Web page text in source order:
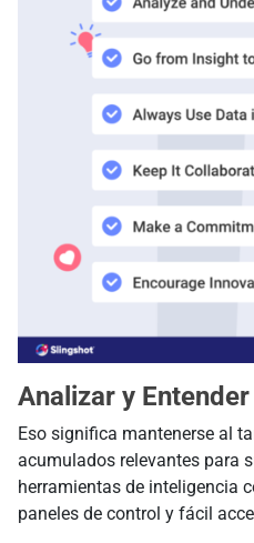
Analizar y
Eso significa mantenerse al
acumulados relevantes para
herramientas de inteligencia
paneles de control y fácil